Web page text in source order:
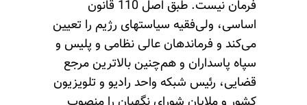
فرمان نیست. طبق اصل 110 قانون
اساسی، ولی‌فقیه سیاستهای رژیم را تعیین
می‌کند و فرماندهان عالی نظامی و پلیس و
سپاه پاسداران و هم‌چنین بالاترین مرجع
قضایی، رئیس شبکه واحد رادیو و تلویزیون